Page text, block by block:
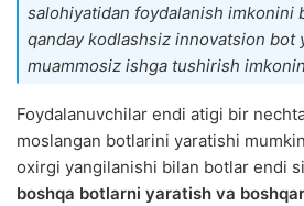
salohiyatidan foydalanish imkonini
qanday kodlashsiz innovatsion bot
muammosiz ishga tushirish
Foydalanuvchilar endi atigi bir
moslangan botlarini yaratishi
oxirgi yangilanishi bilan botlar endi
boshqa botlarni yaratish va